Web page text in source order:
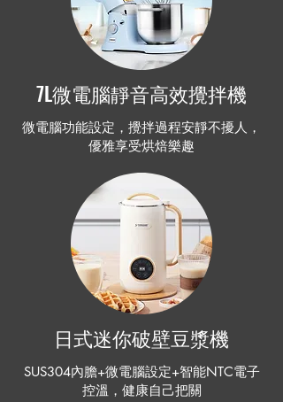
7L微電腦靜音高效攪拌機
微電腦功能設定，攪拌過程安靜不擾人，
優雅享受烘焙樂趣
日式迷你破壁豆漿機
SUS304內膽+微電腦設定+智能NTC電子
控溫，健康自己把關